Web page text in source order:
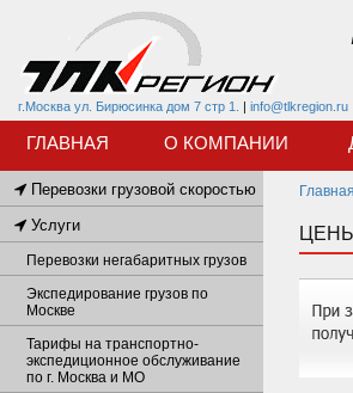
г.Москва ул. Бирюсинка дом 7 стр 1. | info@tlkregion.ru
ГЛАВНАЯ О КОМПАНИИ
Главная
Перевозки грузовой скоростью
Услуги
Перевозки негабаритных грузов
Экспедирование грузов по
Москве
Тарифы на транспортно-
экспедиционное обслуживание
по г. Москва и МО